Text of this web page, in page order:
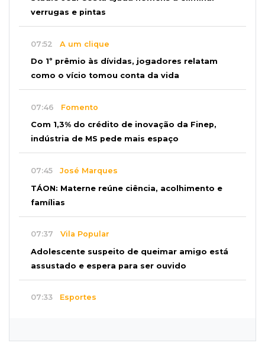
verrugas e pintas
07:52 A um clique
Do 1º prêmio às dívidas, jogadores relatam
como o vício tomou conta da vida
07:46 Fomento
Com 1,3% do crédito de inovação da Finep,
indústria de MS pede mais espaço
07:45 José Marques
TÁON: Materne reúne ciência, acolhimento e
famílias
07:37 Vila Popular
Adolescente suspeito de queimar amigo está
assustado e espera para ser ouvido
07:33 Esportes